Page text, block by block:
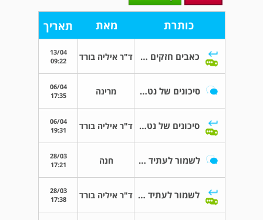
כותרת מאת תאריך
כאבים חזקים 8 ימים אחרי החזרת עוברים ד"ר איליה בורד
13/04
09:22
סיכונים של נטילת איקקלומין מרינה
06/04
17:35
סיכונים של נטילת איקקלומין ד"ר איליה בורד
06/04
19:31
לשמור לעתיד את הפריון חנה
28/03
17:21
לשמור לעתיד את הפריון ד"ר איליה בורד
28/03
17:38